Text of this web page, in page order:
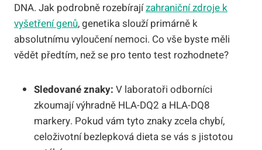
DNA. Jak podrobně rozebírajízahraniční zdroje k
vyšetření genů, genetika slouží primárně k
absolutnímu vyloučení nemoci. Co vše byste měli
vědět předtím, než se pro tento test rozhodnete?
Sledované znaky: V laboratoři odborníci
zkoumají výhradně HLA-DQ2 a HLA-DQ8
markery. Pokud vám tyto znaky zcela chybí,
celoživotní bezlepková dieta se vás s jistotou